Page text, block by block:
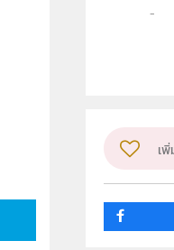
ระดับชั้น
เ